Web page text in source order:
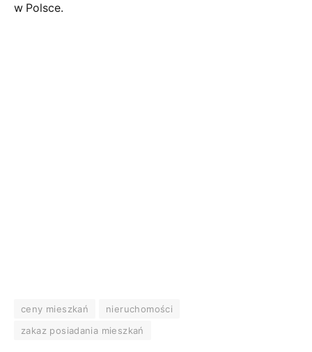
w Polsce.
ceny mieszkań
nieruchomości
zakaz posiadania mieszkań